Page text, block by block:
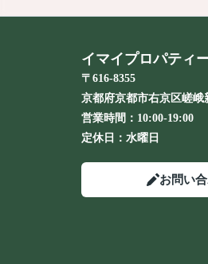
イマイプロパティ
〒616-8355
京都府京都市右京区嵯峨
営業時間： 10:00-19:00
定休日： 水曜日
お問い